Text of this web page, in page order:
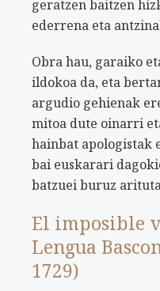
geratzen baitzen
ederrena eta
Obra hau, garaiko
ildokoa da, eta
argudio gehienak
mitoa dute oinarri
hainbat
bai euskarari
batzuei buruz
El imposible
Lengua
1729)